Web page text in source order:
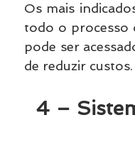
Os mais
todo o processo
pode ser
de reduzir custos.
4 –